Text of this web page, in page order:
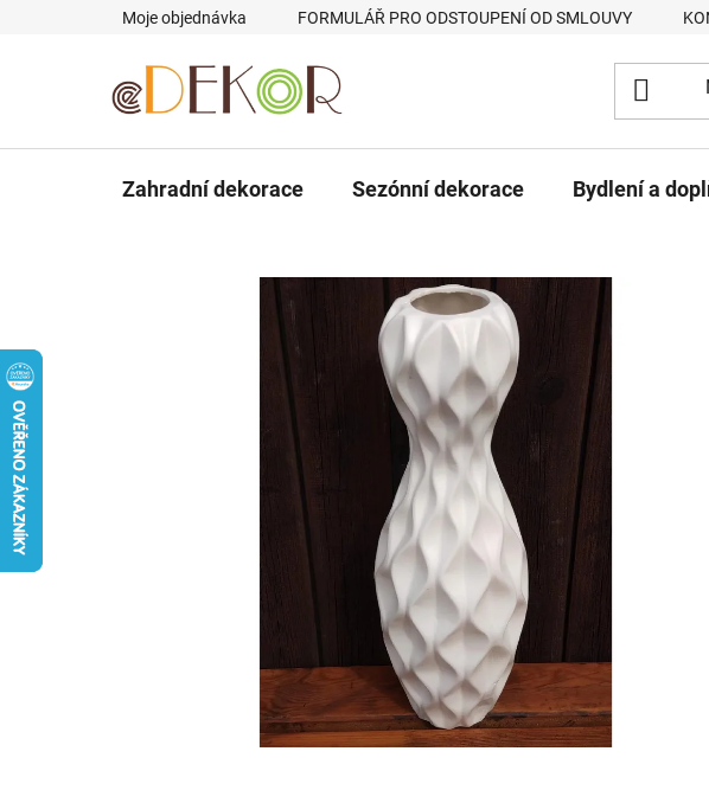
Moje objednávka FORMULÁŘ PRO ODSTOUPENÍ OD SMLOUVY
Zahradní dekorace Sezónní dekorace Bydlení a